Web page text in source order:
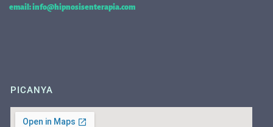
email: info@hipnosisenterapia.com
PICANYA